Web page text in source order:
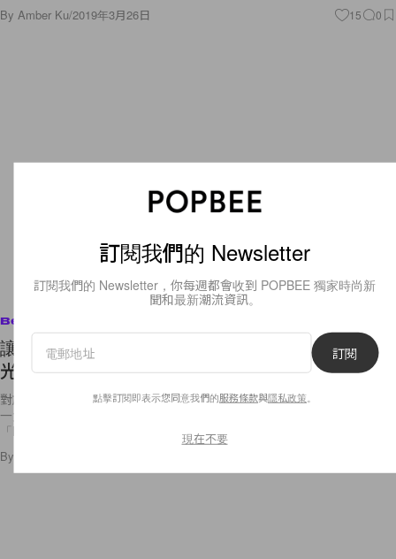
By Amber Ku/2019年3月26日 15 0
Beauty
讓日本網民狂轉發的高性價比「花瓣果凍唇彩」，
光是看了都讓人心花怒放！
對於美妝品，除了注重好用、性價比之外，外觀絕對也是能夠收服女生的
一大關鍵。像是近期日本雜貨品牌 Afternoon Tea LIVING 推出的
「Fragrance Color
By
訂閱我們的 Newsletter
訂閱我們的 Newsletter，你每週都會收到 POPBEE 獨家時尚新
聞和最新潮流資訊。
訂閱
點擊訂閱即表示您同意我們的服務條款與隱私政策
現在不要